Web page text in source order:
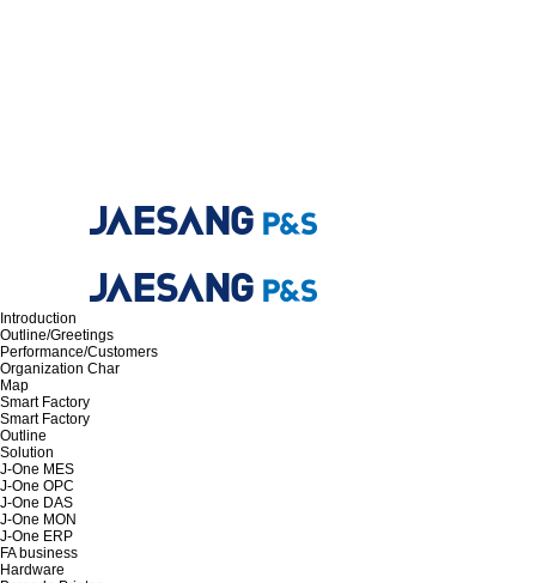
Introduction
Outline/Greetings
Performance/Customers
Organization Char
Map
Smart Factory
Smart Factory
Outline
Solution
J-One MES
J-One OPC
J-One DAS
J-One MON
J-One ERP
FA business
Hardware